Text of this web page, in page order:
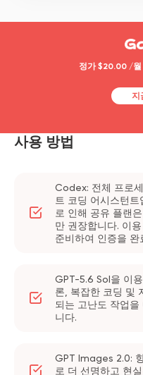
• PDF, 이미지 및 기
터 추출, 읽기 또는 내
업무, 학습 또는 콘텐
AI 도구에도 관심이
ChatGPT 계정을
저렴하고, 사용하기
공식 ChatGPT Plus
GamsGo에서
수 있습니다.
주문 후 몇 가지 간단
ChatGPT Plus를 사
정가 $20.00 /
지
사용 방법
Codex: 전체 프로
트 코딩 어시스턴
로 인해 공유 플랜
만 권장합니다. 이
준비하여 인증을 완
GPT-5.6 Sol을 이
론, 복잡한 코딩 및
되는 고난도 작업
니다.
GPT Images 2.0:
로 더 선명하고 현